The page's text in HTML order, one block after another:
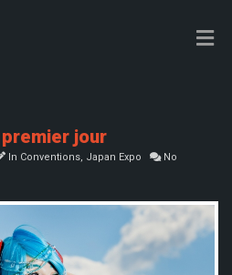
jour
In Conventions, Japan Expo
No